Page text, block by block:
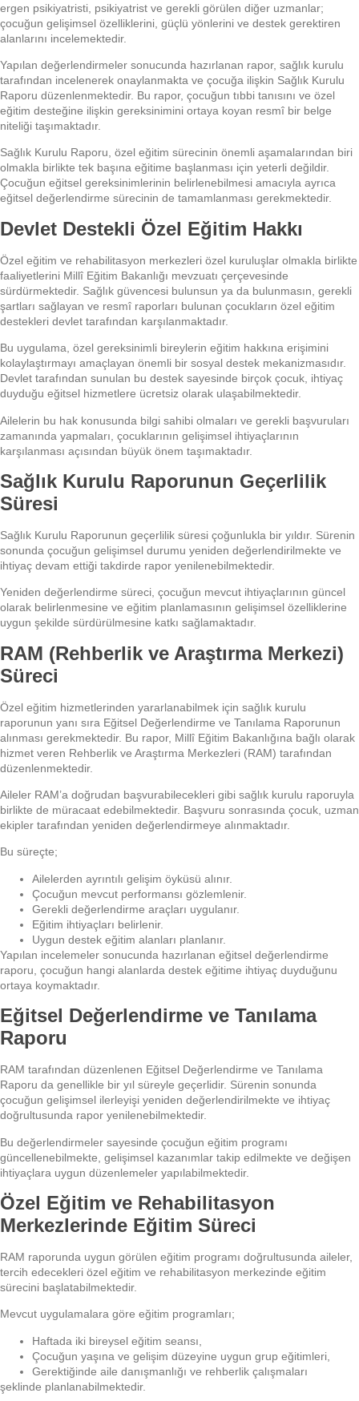
ergen psikiyatristi, psikiyatrist ve gerekli görülen diğer uzmanlar;
çocuğun gelişimsel özelliklerini, güçlü yönlerini ve destek gerektiren
alanlarını incelemektedir.
Yapılan değerlendirmeler sonucunda hazırlanan rapor, sağlık kurulu
tarafından incelenerek onaylanmakta ve çocuğa ilişkin Sağlık Kurulu
Raporu düzenlenmektedir. Bu rapor, çocuğun tıbbi tanısını ve özel
eğitim desteğine ilişkin gereksinimini ortaya koyan resmî bir belge
niteliği taşımaktadır.
Sağlık Kurulu Raporu, özel eğitim sürecinin önemli aşamalarından biri
olmakla birlikte tek başına eğitime başlanması için yeterli değildir.
Çocuğun eğitsel gereksinimlerinin belirlenebilmesi amacıyla ayrıca
eğitsel değerlendirme sürecinin de tamamlanması gerekmektedir.
Devlet Destekli Özel Eğitim Hakkı
Özel eğitim ve rehabilitasyon merkezleri özel kuruluşlar olmakla birlikte
faaliyetlerini Millî Eğitim Bakanlığı mevzuatı çerçevesinde
sürdürmektedir. Sağlık güvencesi bulunsun ya da bulunmasın, gerekli
şartları sağlayan ve resmî raporları bulunan çocukların özel eğitim
destekleri devlet tarafından karşılanmaktadır.
Bu uygulama, özel gereksinimli bireylerin eğitim hakkına erişimini
kolaylaştırmayı amaçlayan önemli bir sosyal destek mekanizmasıdır.
Devlet tarafından sunulan bu destek sayesinde birçok çocuk, ihtiyaç
duyduğu eğitsel hizmetlere ücretsiz olarak ulaşabilmektedir.
Ailelerin bu hak konusunda bilgi sahibi olmaları ve gerekli başvuruları
zamanında yapmaları, çocuklarının gelişimsel ihtiyaçlarının
karşılanması açısından büyük önem taşımaktadır.
Sağlık Kurulu Raporunun Geçerlilik
Süresi
Sağlık Kurulu Raporunun geçerlilik süresi çoğunlukla bir yıldır. Sürenin
sonunda çocuğun gelişimsel durumu yeniden değerlendirilmekte ve
ihtiyaç devam ettiği takdirde rapor yenilenebilmektedir.
Yeniden değerlendirme süreci, çocuğun mevcut ihtiyaçlarının güncel
olarak belirlenmesine ve eğitim planlamasının gelişimsel özelliklerine
uygun şekilde sürdürülmesine katkı sağlamaktadır.
RAM (Rehberlik ve Araştırma Merkezi)
Süreci
Özel eğitim hizmetlerinden yararlanabilmek için sağlık kurulu
raporunun yanı sıra Eğitsel Değerlendirme ve Tanılama Raporunun
alınması gerekmektedir. Bu rapor, Millî Eğitim Bakanlığına bağlı olarak
hizmet veren Rehberlik ve Araştırma Merkezleri (RAM) tarafından
düzenlenmektedir.
Aileler RAM’a doğrudan başvurabilecekleri gibi sağlık kurulu raporuyla
birlikte de müracaat edebilmektedir. Başvuru sonrasında çocuk, uzman
ekipler tarafından yeniden değerlendirmeye alınmaktadır.
Bu süreçte;
Ailelerden ayrıntılı gelişim öyküsü alınır.
Çocuğun mevcut performansı gözlemlenir.
Gerekli değerlendirme araçları uygulanır.
Eğitim ihtiyaçları belirlenir.
Uygun destek eğitim alanları planlanır.
Yapılan incelemeler sonucunda hazırlanan eğitsel değerlendirme
raporu, çocuğun hangi alanlarda destek eğitime ihtiyaç duyduğunu
ortaya koymaktadır.
Eğitsel Değerlendirme ve Tanılama
Raporu
RAM tarafından düzenlenen Eğitsel Değerlendirme ve Tanılama
Raporu da genellikle bir yıl süreyle geçerlidir. Sürenin sonunda
çocuğun gelişimsel ilerleyişi yeniden değerlendirilmekte ve ihtiyaç
doğrultusunda rapor yenilenebilmektedir.
Bu değerlendirmeler sayesinde çocuğun eğitim programı
güncellenebilmekte, gelişimsel kazanımlar takip edilmekte ve değişen
ihtiyaçlara uygun düzenlemeler yapılabilmektedir.
Özel Eğitim ve Rehabilitasyon
Merkezlerinde Eğitim Süreci
RAM raporunda uygun görülen eğitim programı doğrultusunda aileler,
tercih edecekleri özel eğitim ve rehabilitasyon merkezinde eğitim
sürecini başlatabilmektedir.
Mevcut uygulamalara göre eğitim programları;
Haftada iki bireysel eğitim seansı,
Çocuğun yaşına ve gelişim düzeyine uygun grup eğitimleri,
Gerektiğinde aile danışmanlığı ve rehberlik çalışmaları
şeklinde planlanabilmektedir.